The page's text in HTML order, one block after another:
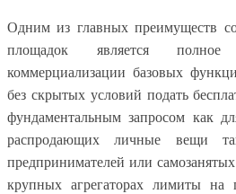
Одним из главных преимуществ
площадок является полное
коммерциализации базовых
без скрытых условий подать
фундаментальным запросом как
распродающих личные вещи
предпринимателей или
крупных агрегаторах лимиты на